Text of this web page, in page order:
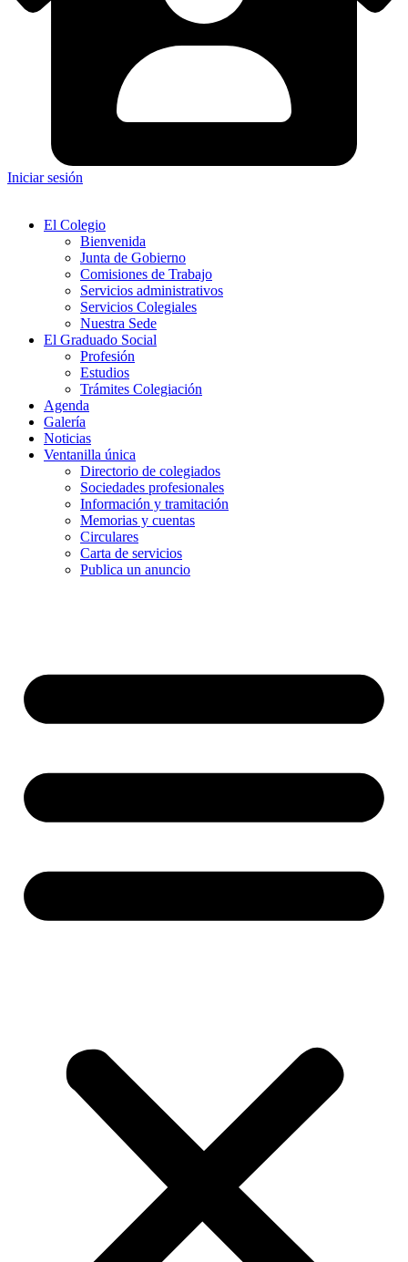
Iniciar sesión
El Colegio
Bienvenida
Junta de Gobierno
Comisiones de Trabajo
Servicios administrativos
Servicios Colegiales
Nuestra Sede
El Graduado Social
Profesión
Estudios
Trámites Colegiación
Agenda
Galería
Noticias
Ventanilla única
Directorio de colegiados
Sociedades profesionales
Información y tramitación
Memorias y cuentas
Circulares
Carta de servicios
Publica un anuncio